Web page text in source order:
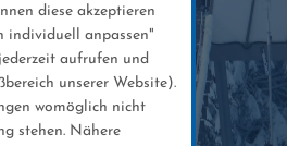
diese akzeptieren
individuell anpassen"
aufrufen und
unserer Website).
womöglich nicht
stehen. Nähere